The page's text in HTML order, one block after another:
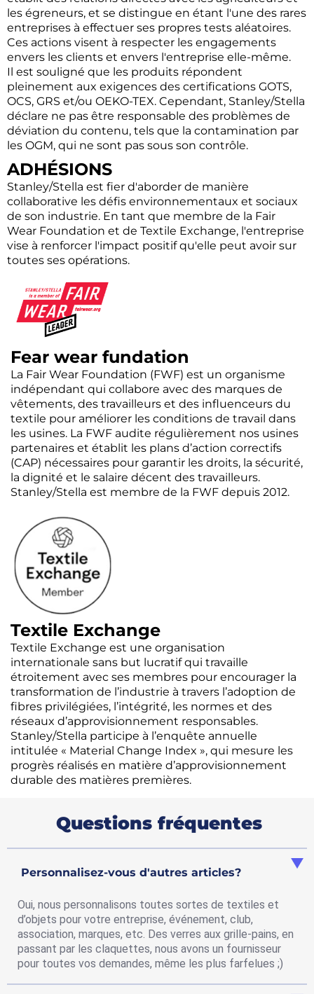
les égreneurs, et se distingue en étant l'une des rares
entreprises à effectuer ses propres tests aléatoires.
Ces actions visent à respecter les engagements
envers les clients et envers l'entreprise elle-même.
Il est souligné que les produits répondent
pleinement aux exigences des certifications GOTS,
OCS, GRS et/ou OEKO-TEX. Cependant, Stanley/Stella
déclare ne pas être responsable des problèmes de
déviation du contenu, tels que la contamination par
les OGM, qui ne sont pas sous son contrôle.
ADHÉSIONS
Stanley/Stella est fier d'aborder de manière
collaborative les défis environnementaux et sociaux
de son industrie. En tant que membre de la Fair
Wear Foundation et de Textile Exchange, l'entreprise
vise à renforcer l'impact positif qu'elle peut avoir sur
toutes ses opérations.
Fear wear fundation
La Fair Wear Foundation (FWF) est un organisme
indépendant qui collabore avec des marques de
vêtements, des travailleurs et des influenceurs du
textile pour améliorer les conditions de travail dans
les usines. La FWF audite régulièrement nos usines
partenaires et établit les plans d’action correctifs
(CAP) nécessaires pour garantir les droits, la sécurité,
la dignité et le salaire décent des travailleurs.
Stanley/Stella est membre de la FWF depuis 2012.
Textile Exchange
Textile Exchange est une organisation
internationale sans but lucratif qui travaille
étroitement avec ses membres pour encourager la
transformation de l’industrie à travers l’adoption de
fibres privilégiées, l’intégrité, les normes et des
réseaux d’approvisionnement responsables.
Stanley/Stella participe à l’enquête annuelle
intitulée « Material Change Index », qui mesure les
progrès réalisés en matière d’approvisionnement
durable des matières premières.
Questions fréquentes
Personnalisez-vous d'autres articles?
Oui, nous personnalisons toutes sortes de textiles et
d’objets pour votre entreprise, événement, club,
association, marques, etc. Des verres aux grille-pains, en
passant par les claquettes, nous avons un fournisseur
pour toutes vos demandes, même les plus farfelues ;)